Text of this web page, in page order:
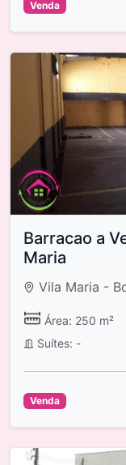
Venda
Barracao a
Maria
Vila Maria -
Área: 250 m²
Suítes: -
Venda